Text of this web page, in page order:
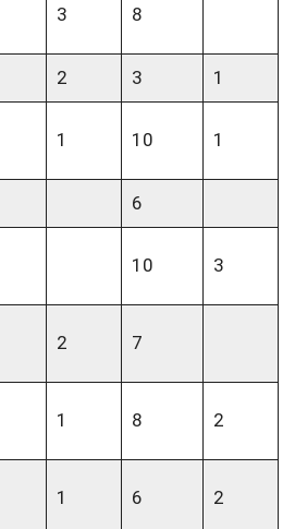
3 8
2 3 1
1 10 1
6
10 3
2 7
1 8 2
1 6 2